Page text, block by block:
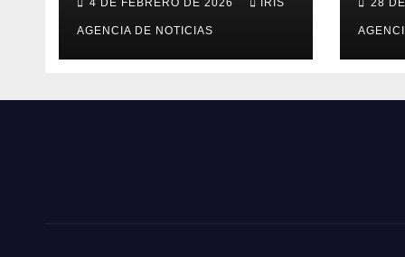
partir de este
viernes 6 de febrero
AGENCIA DE NOTICIAS